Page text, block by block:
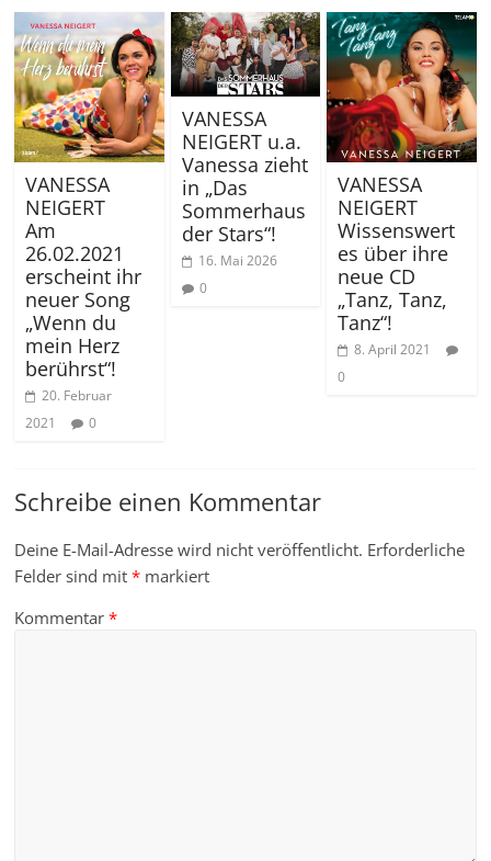
VANESSA
NEIGERT
Am
26.02.2021
erscheint ihr
neuer Song
„Wenn du
mein Herz
berührst“!
20. Februar
2021
0
VANESSA
NEIGERT u.a.
Vanessa zieht
in „Das
Sommerhaus
der Stars“!
16. Mai 2026
0
VANESSA
NEIGERT
Wissenswert
es über ihre
neue CD
„Tanz, Tanz,
Tanz“!
8. April 2021
0
Schreibe einen Kommentar
Deine E-Mail-Adresse wird nicht veröffentlicht. Erforderliche
Felder sind mit* markiert
Kommentar*